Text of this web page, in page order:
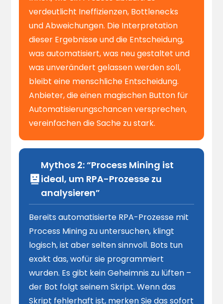
verdeutlicht Ineffizienzen, Bottlenecks
und Abweichungen. Die Interpretation
dieser Ergebnisse und die Entscheidung,
was automatisiert, was neu gestaltet und
was unverändert gelassen werden soll,
bleibt eine menschliche Entscheidung.
Anbieter, die einen magischen Button für
Automatisierungschancen versprechen,
vereinfachen die Sache zu stark.
Mythos 2: “Process Mining ist
ideal, um RPA-Prozesse zu
analysieren”
Bereits automatisierte RPA-Prozesse mit
Process Mining zu untersuchen, klingt
logisch, ist aber selten sinnvoll. Bots tun
exakt das, wofür sie programmiert
wurden. Es gibt kein Geheimnis zu lüften –
der Bot folgt seinem Skript. Wenn das
Skript fehlerhaft ist, merken Sie das sofort